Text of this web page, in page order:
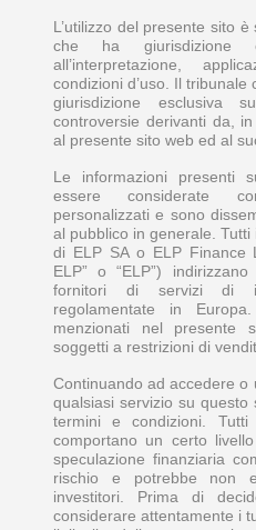
L’utilizzo del presente sito
che ha giurisdizione
all’interpretazione,
condizioni d’uso. Il
giurisdizione
controversie derivanti da,
al presente sito web ed al
Le informazioni presenti
essere considerate
personalizzati e sono
al pubblico in generale.
di ELP SA o ELP Finance
ELP” o “ELP”)
fornitori di servizi di
regolamentate in
menzionati nel presente
soggetti a restrizioni di
Continuando ad accedere o
qualsiasi servizio su questo
termini e condizioni. Tutti
comportano un certo
speculazione finanziaria
rischio e potrebbe non
investitori. Prima di
considerare attentamente i